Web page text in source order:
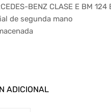
BENZ CLASE E BM 124
de segunda mano
ADICIONAL